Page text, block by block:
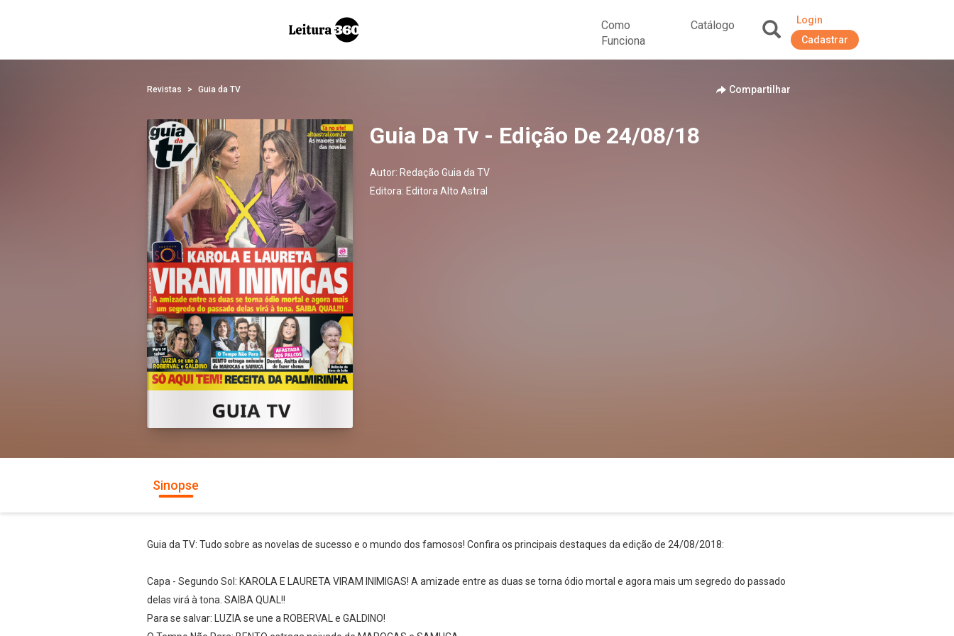
Como
Funciona
Catálogo
Login
Cadastrar
Revistas Guia da TV Compartilhar
Guia Da Tv - Edição De 24/08/18
Autor: Redação Guia da TV
Editora: Editora Alto Astral
Sinopse
Guia da TV: Tudo sobre as novelas de sucesso e o mundo dos famosos! Confira os principais destaques da edição de 24/08/2018:
Capa - Segundo Sol: KAROLA E LAURETA VIRAM INIMIGAS! A amizade entre as duas se torna ódio mortal e agora mais um segredo do passado
delas virá à tona. SAIBA QUAL!!
Para se salvar: LUZIA se une a ROBERVAL e GALDINO!